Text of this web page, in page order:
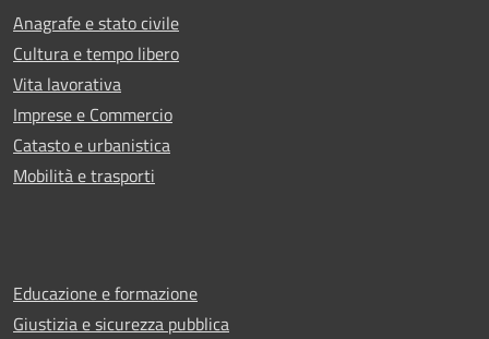
Anagrafe e stato civile
Cultura e tempo libero
Vita lavorativa
Imprese e Commercio
Catasto e urbanistica
Mobilità e trasporti
Educazione e formazione
Giustizia e sicurezza pubblica